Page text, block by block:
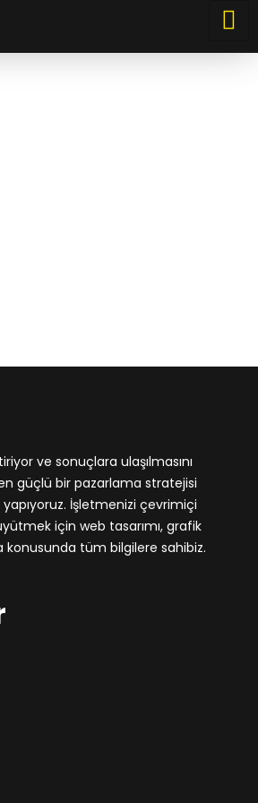
ve sonuçlara ulaşılmasını
güçlü bir pazarlama stratejisi
İşletmenizi çevrimiçi
için web tasarımı, grafik
konusunda tüm bilgilere sahibiz.